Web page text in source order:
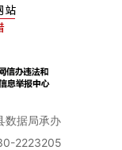
数据局承办
2223205